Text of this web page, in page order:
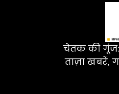
चेतक की गूंज:
ताज़ा खबरें,